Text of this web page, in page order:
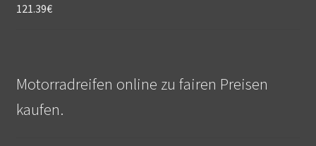
121.39€
Motorradreifen online zu fairen Preisen
kaufen.